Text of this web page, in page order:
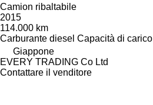
Camion ribaltabile
2015
114.000 km
Carburante diesel Capacità di carico
Giappone
EVERY TRADING Co Ltd
Contattare il venditore